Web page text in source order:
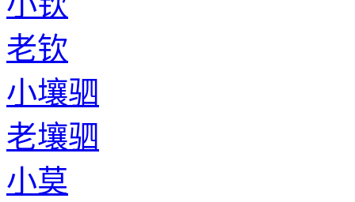
老钦
小壤驷
老壤驷
小莫